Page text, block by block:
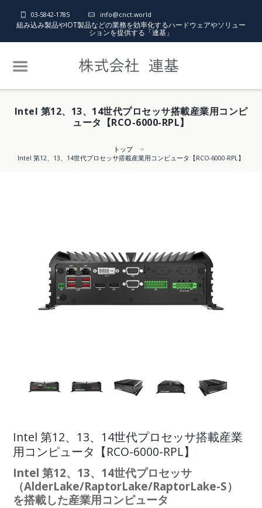
03-5842-1785 info@cnct.world
組み込み製品やIOT製品などの業務を効率化するハードウェアやソリュー
ションを提供する「連基」
Intel 第12、13、14世代プロセッサ搭載産業用コンピ
ュータ【RCO-6000-RPL】
トップ
Intel 第12、13、14世代プロセッサ搭載産業用コンピュータ【RCO-6000-RPL】
Intel 第12、13、14世代プロセッサ搭載産業
用コンピュータ【RCO-6000-RPL】
Intel 第12、13、14世代プロセッサ
（AlderLake/RaptorLake/RaptorLake-S）
を搭載した産業用コンピュータ